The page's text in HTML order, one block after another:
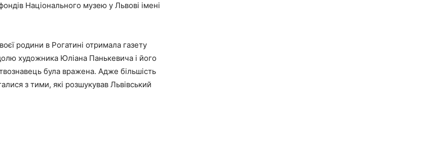
Національного музею у Львові імені
родини в Рогатині отримала газету
художника Юліана Панькевича і його
була вражена. Адже більшість
з тими, які розшукував Львівський